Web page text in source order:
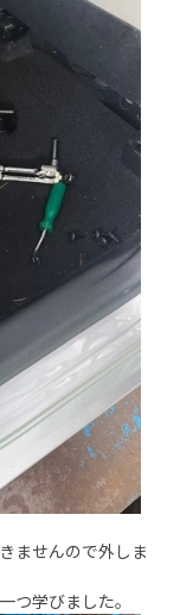
ませんので外しま
つ学びました。